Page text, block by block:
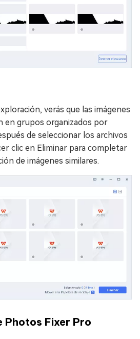
verás que las imágenes
en grupos organizados por
de seleccionar los archivos
clic en Eliminar para completar
de imágenes similares.
Photos Fixer Pro